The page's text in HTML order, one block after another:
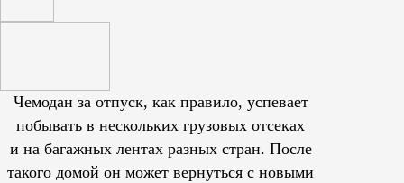
Чемодан за отпуск, как правило, успевает
побывать в нескольких грузовых отсеках
и на багажных лентах разных стран. После
такого домой он может вернуться с новыми